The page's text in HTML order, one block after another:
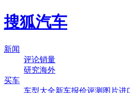
搜狐汽车
新闻
评论销量
研究海外
买车
车型大全新车报价评测 图片进